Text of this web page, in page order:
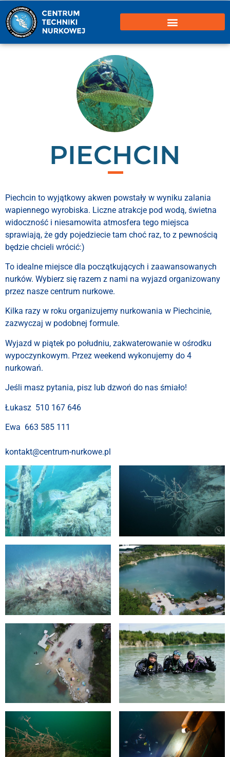
PIECHCIN
Piechcin to wyjątkowy akwen powstały w wyniku zalania
wapiennego wyrobiska. Liczne atrakcje pod wodą, świetna
widoczność i niesamowita atmosfera tego miejsca
sprawiają, że gdy pojedziecie tam choć raz, to z pewnością
będzie chcieli wrócić:)
To idealne miejsce dla początkujących i zaawansowanych
nurków. Wybierz się razem z nami na wyjazd organizowany
przez nasze centrum nurkowe.
Kilka razy w roku organizujemy nurkowania w Piechcinie,
zazwyczaj w podobnej formule.
Wyjazd w piątek po południu, zakwaterowanie w ośrodku
wypoczynkowym. Przez weekend wykonujemy do 4
nurkowań.
Jeśli masz pytania, pisz lub dzwoń do nas śmiało!
Łukasz 510 167 646
Ewa 663 585 111
kontakt@centrum-nurkowe.pl